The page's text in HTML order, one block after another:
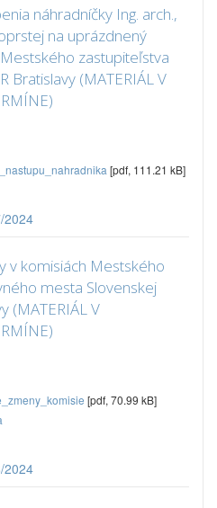
náhradníčky Ing. arch.,
na uprázdnený
zastupiteľstva
Bratislavy (MATERIÁL V
[pdf, 111.21 kB]
2024
v komisiách Mestského
mesta Slovenskej
(MATERIÁL V
[pdf, 70.99 kB]
2024